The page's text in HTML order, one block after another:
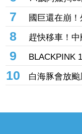
費 2個月幾
7
國巨還在崩
傻 達人「3
8
趕快移車！
水門只出不
9
BLACKPINK
絲同樂 Jisoo
10
白海豚會放
準 桃竹苗山